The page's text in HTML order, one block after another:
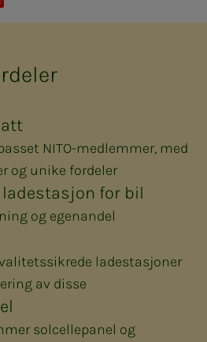
NITO-medlemmer, med
og unike fordeler
ladestasjon for bil
og egenandel
ladestasjoner
av disse
solcellepanel og